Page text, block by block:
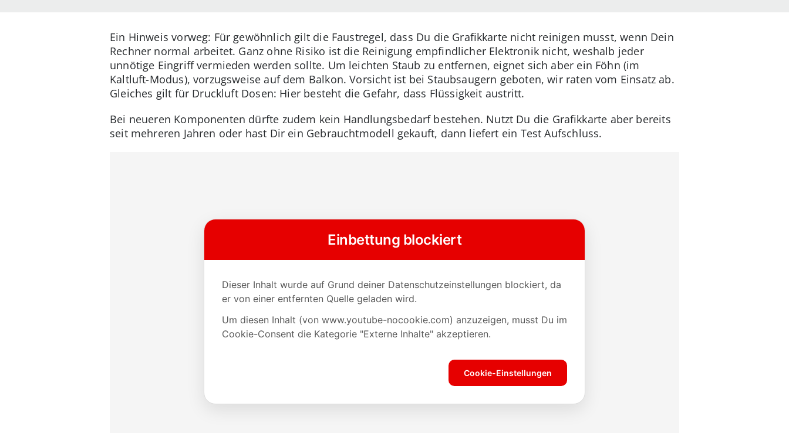
Ein Hinweis vorweg: Für gewöhnlich gilt die Faustregel, dass Du die Grafikkarte nicht reinigen musst, wenn Dein
Rechner normal arbeitet. Ganz ohne Risiko ist die Reinigung empfindlicher Elektronik nicht, weshalb jeder
unnötige Eingriff vermieden werden sollte. Um leichten Staub zu entfernen, eignet sich aber ein Föhn (im
Kaltluft-Modus), vorzugsweise auf dem Balkon. Vorsicht ist bei Staubsaugern geboten, wir raten vom Einsatz ab.
Gleiches gilt für Druckluft Dosen: Hier besteht die Gefahr, dass Flüssigkeit austritt.
Bei neueren Komponenten dürfte zudem kein Handlungsbedarf bestehen. Nutzt Du die Grafikkarte aber bereits
seit mehreren Jahren oder hast Dir ein Gebrauchtmodell gekauft, dann liefert ein Test Aufschluss.